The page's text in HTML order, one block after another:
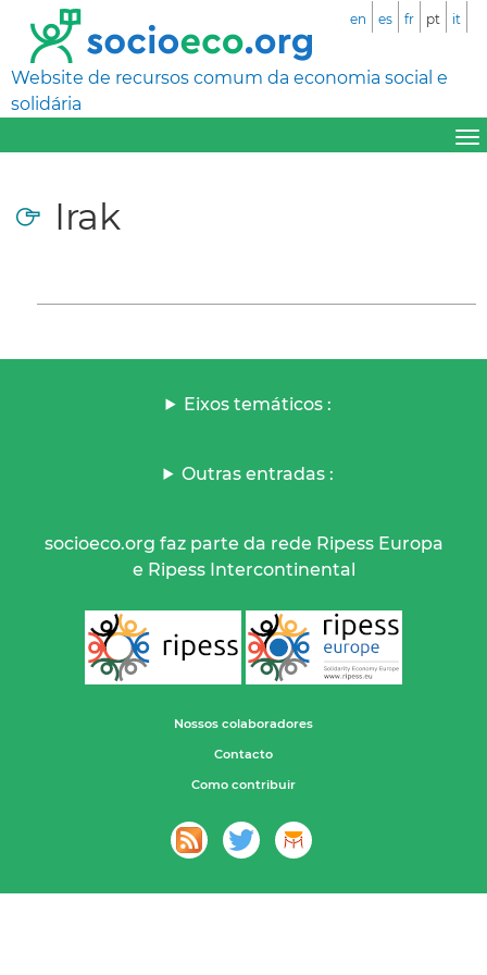
Website de recursos comum da economia social e
solidária
en es fr pt it
Irak
Eixos temáticos :
Outras entradas :
socioeco.org faz parte da rede Ripess Europa
e Ripess Intercontinental
Nossos colaboradores
Contacto
Como contribuir